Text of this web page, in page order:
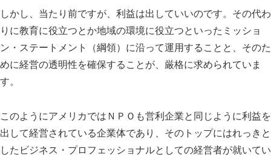
しかし、当たり前ですが、利益は出していいのです。その代わ
りに教育に役立つとか地域の環境に役立つといったミッショ
ン・ステートメント（綱領）に沿って運用することと、そのた
めに経営の透明性を確保することが、厳格に求められていま
す。
このようにアメリカではＮＰＯも営利企業と同じように利益を
出して経営されている企業体であり、そのトップにはれっきと
したビジネス・プロフェッショナルとしての経営者が就いてい